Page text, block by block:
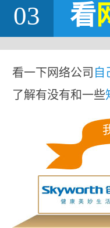
03 看
看一下网络公司 自
了解有没有和一些